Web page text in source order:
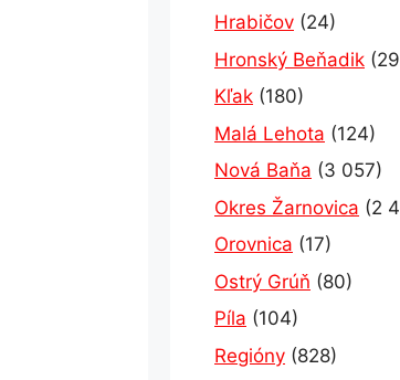
Hrabičov (24)
Hronský Beňadik
Kľak (180)
Malá Lehota (124)
Nová Baňa (3 057)
Okres Žarnovica (2
Orovnica (17)
Ostrý Grúň (80)
Píla (104)
Regióny (828)